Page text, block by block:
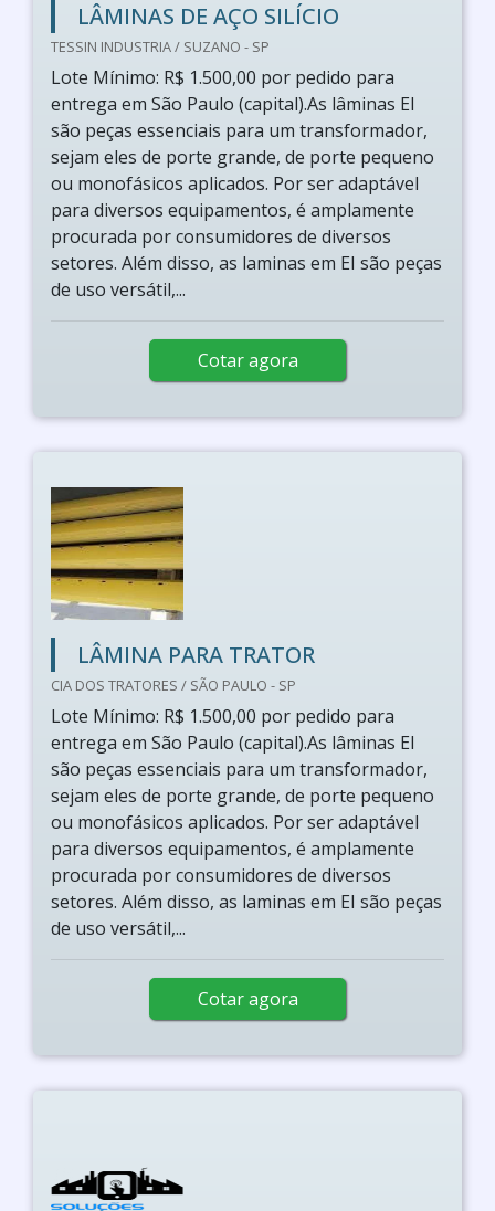
LÂMINAS DE AÇO SILÍCIO
TESSIN INDUSTRIA / SUZANO - SP
Lote Mínimo: R$ 1.500,00 por pedido para
entrega em São Paulo (capital).As lâminas EI
são peças essenciais para um transformador,
sejam eles de porte grande, de porte pequeno
ou monofásicos aplicados. Por ser adaptável
para diversos equipamentos, é amplamente
procurada por consumidores de diversos
setores. Além disso, as laminas em EI são peças
de uso versátil,...
Cotar agora
LÂMINA PARA TRATOR
CIA DOS TRATORES / SÃO PAULO - SP
Lote Mínimo: R$ 1.500,00 por pedido para
entrega em São Paulo (capital).As lâminas EI
são peças essenciais para um transformador,
sejam eles de porte grande, de porte pequeno
ou monofásicos aplicados. Por ser adaptável
para diversos equipamentos, é amplamente
procurada por consumidores de diversos
setores. Além disso, as laminas em EI são peças
de uso versátil,...
Cotar agora